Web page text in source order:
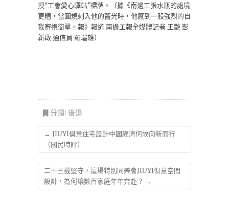
授“工會愛心驛站”標牌。（據《南邊工張水瓶的處境
更糟，當圓規刺入他的藍光時，他感到一股強烈的自
我審視衝擊。報》報道 南邊工報全媒體記者 王艷 彭
新啟 通信員 羅瑞雄）
分類: 後退
← JIUYI俱意住宅設計中國經濟何故向新而行
（國民時評）
二十三載堅守，這場特別同樂會JIUYI俱意空間
設計，為何讓數百家庭年年奔赴？ →